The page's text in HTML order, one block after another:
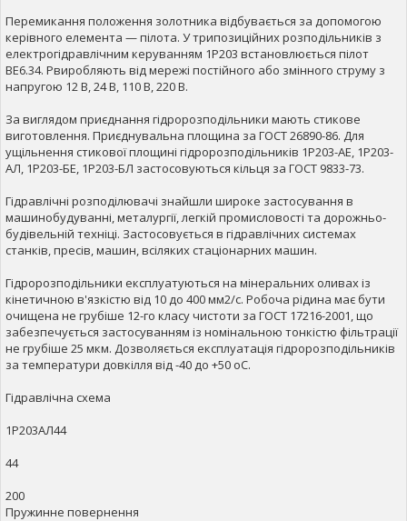
Перемикання положення золотника відбувається за допомогою
керівного елемента — пілота. У трипозиційних розподільників з
електрогідравлічним керуванням 1Р203 встановлюється пілот
ВЕ6.34. Рвиробляють від мережі постійного або змінного струму з
напругою 12 В, 24 В, 110 В, 220 В.
За виглядом приєднання гідророзподільники мають стикове
виготовлення. Приєднувальна площина за ГОСТ 26890-86. Для
ущільнення стикової площині гідророзподільників 1Р203-АЕ, 1Р203-
АЛ, 1Р203-БЕ, 1Р203-БЛ застосовуються кільця за ГОСТ 9833-73.
Гідравлічні розподілювачі знайшли широке застосування в
машинобудуванні, металургії, легкій промисловості та дорожньо-
будівельній техніці. Застосовується в гідравлічних системах
станків, пресів, машин, всіляких стаціонарних машин.
Гідророзподільники експлуатуються на мінеральних оливах із
кінетичною в'язкістю від 10 до 400 мм2/с. Робоча рідина має бути
очищена не грубіше 12-го класу чистоти за ГОСТ 17216-2001, що
забезпечується застосуванням із номінальною тонкістю фільтрації
не грубіше 25 мкм. Дозволяється експлуатація гідророзподільників
за температури довкілля від -40 до +50 оС.
Гідравлічна схема
1Р203АЛ44
44
200
Пружинне повернення